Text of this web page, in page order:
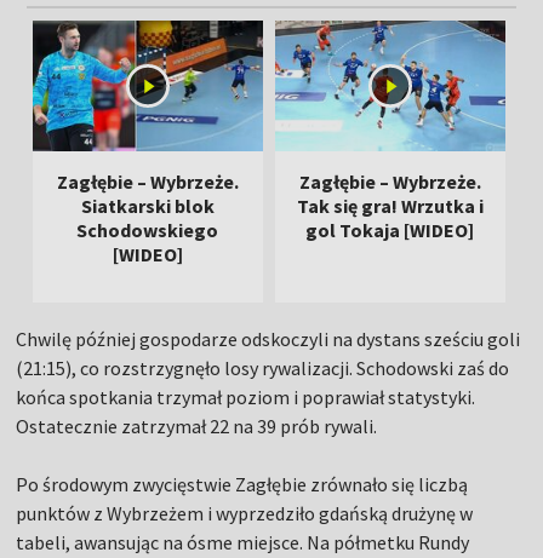
Zagłębie – Wybrzeże.
Siatkarski blok
Schodowskiego
[WIDEO]
Zagłębie – Wybrzeże.
Tak się gra! Wrzutka i
gol Tokaja [WIDEO]
Chwilę później gospodarze odskoczyli na dystans sześciu goli
(21:15), co rozstrzygnęło losy rywalizacji. Schodowski zaś do
końca spotkania trzymał poziom i poprawiał statystyki.
Ostatecznie zatrzymał 22 na 39 prób rywali.
Po środowym zwycięstwie Zagłębie zrównało się liczbą
punktów z Wybrzeżem i wyprzedziło gdańską drużynę w
tabeli, awansując na ósme miejsce. Na półmetku Rundy